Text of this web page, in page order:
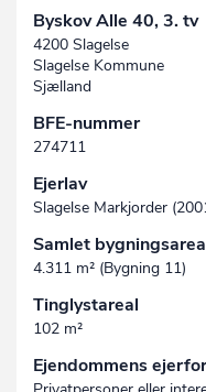
Byskov Alle 40, 3. tv
4200 Slagelse
Slagelse Kommune
Sjælland
BFE-nummer
274711
Ejerlav
Slagelse Markjorder
Samlet
4.311 m² (Bygning 11)
Tinglystareal
102 m²
Ejendommens